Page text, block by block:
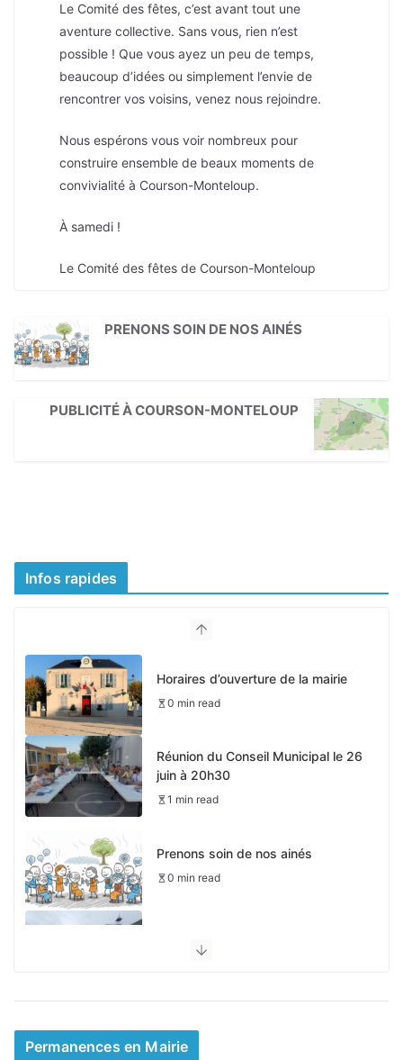
Le Comité des fêtes, c’est avant tout une
aventure collective. Sans vous, rien n’est
possible ! Que vous ayez un peu de temps,
beaucoup d’idées ou simplement l’envie de
rencontrer vos voisins, venez nous rejoindre.
Nous espérons vous voir nombreux pour
construire ensemble de beaux moments de
convivialité à Courson-Monteloup.
À samedi !
Le Comité des fêtes de Courson-Monteloup
PRENONS SOIN DE NOS AINÉS
PUBLICITÉ À COURSON-MONTELOUP
Infos rapides
Horaires d’ouverture de la mairie
0 min read
Réunion du Conseil Municipal le 26
juin à 20h30
1 min read
Prenons soin de nos ainés
0 min read
0 min read
0 min read
Permanences en Mairie